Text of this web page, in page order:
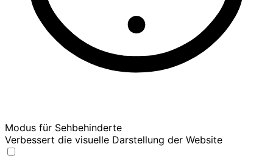
Modus für Sehbehinderte
Verbessert die visuelle Darstellung der Website